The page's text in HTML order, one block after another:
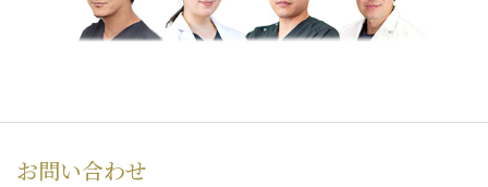
お問い合わせ